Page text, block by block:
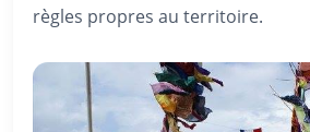
règles propres au territoire.